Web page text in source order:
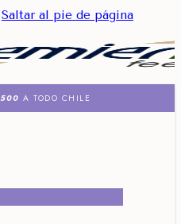
Saltar al pie de página
A TODO CHILE